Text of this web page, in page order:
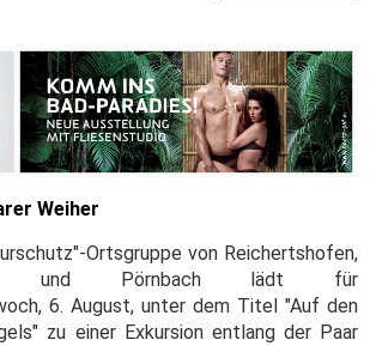
Weiher
Ortsgruppe von Reichertshofen,
und Pörnbach lädt für
6. August, unter dem Titel "Auf den
zu einer Exkursion entlang der Paar